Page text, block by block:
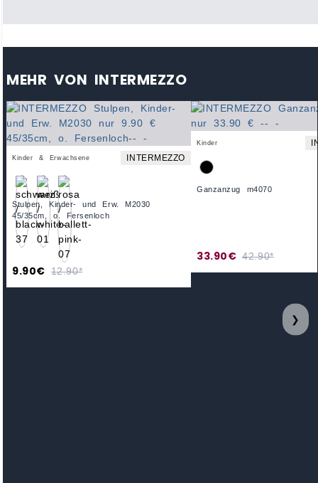
MEHR VON INTERMEZZO
Kinder & Erwachsene INTERMEZZO
Stulpen, Kinder- und Erw. M2030
45/35cm, o. Fersenloch
9.90€ 12.90*
Kinder
Ganzanzug m4070
33.90€ 42.90*
❯